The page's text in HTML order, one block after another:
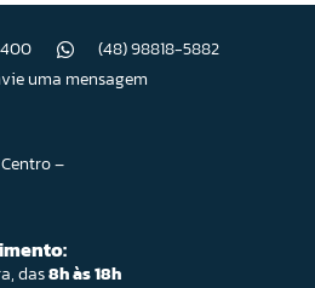
(48) 98818-5882
uma mensagem
–
das8h às 18h